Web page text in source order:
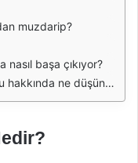
muzdarip?
nasıl başa çıkıyor?
ne düşünülüyor?